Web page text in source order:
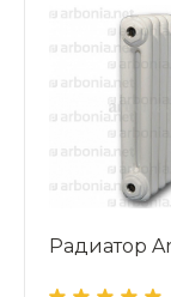
Радиатор